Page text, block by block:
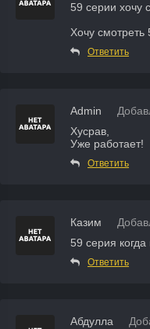
59 серии хочу
Хочу смотреть
Ответить
Admin
Хусрав,
Уже работает!
Ответить
Казим
59 серия
Ответить
Абдулла